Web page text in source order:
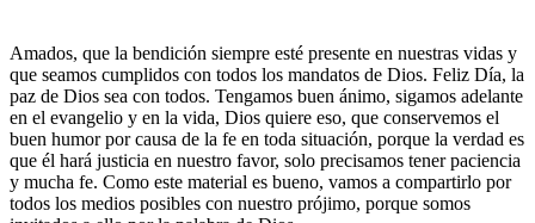
Amados, que la bendición siempre esté presente en nuestras vidas y
que seamos cumplidos con todos los mandatos de Dios. Feliz Día, la
paz de Dios sea con todos. Tengamos buen ánimo, sigamos adelante
en el evangelio y en la vida, Dios quiere eso, que conservemos el
buen humor por causa de la fe en toda situación, porque la verdad es
que él hará justicia en nuestro favor, solo precisamos tener paciencia
y mucha fe. Como este material es bueno, vamos a compartirlo por
todos los medios posibles con nuestro prójimo, porque somos